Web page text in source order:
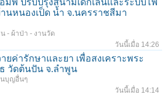
มพ์ ปรับปรุงสนามเด็กเล่นเเละระบบไฟ
นหนองเป็ด น้ำ จ.นครราชสีมา
- ผ้าป่า - งานวัด
วันนี้เมื่อ 14:26
ยค่ารักษาและยา เพื่อสงเคราะพระ
วัดต้นปัน จ.ลําพูน
นบุญอื่นๆ
วันนี้เมื่อ 14:14